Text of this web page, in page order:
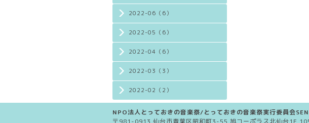
2022-06（6）
2022-05（6）
2022-04（6）
2022-03（3）
2022-02（2）
NPO法人とっておきの音楽祭/とっておきの音楽祭実行委員会
〒981-0913 仙台市青葉区昭和町3-55 旭コーポラス北仙台1F